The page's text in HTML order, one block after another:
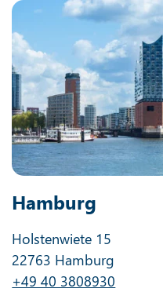
Hamburg
Holstenwiete 15
22763 Hamburg
+49 40 3808930